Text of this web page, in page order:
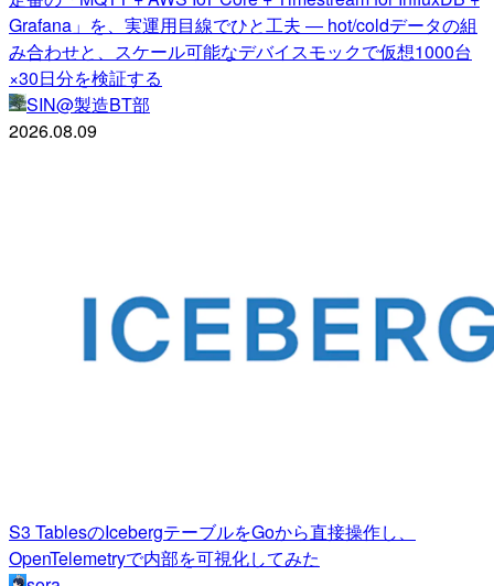
Grafana」を、実運用目線でひと工夫 ― hot/coldデータの組
み合わせと、スケール可能なデバイスモックで仮想1000台
×30日分を検証する
SIN@製造BT部
2026.08.09
S3 TablesのIcebergテーブルをGoから直接操作し、
OpenTelemetryで内部を可視化してみた